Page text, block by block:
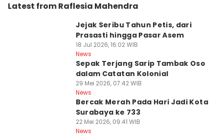
Latest from Raflesia Mahendra
Jejak Seribu Tahun Petis, dari
Prasasti hingga Pasar Asem
18 Jul 2026, 16:02 WIB
News
Sepak Terjang Sarip Tambak Oso
dalam Catatan Kolonial
29 Mei 2026, 07:42 WIB
News
Bercak Merah Pada Hari Jadi Kota
Surabaya ke 733
22 Mei 2026, 09:41 WIB
News